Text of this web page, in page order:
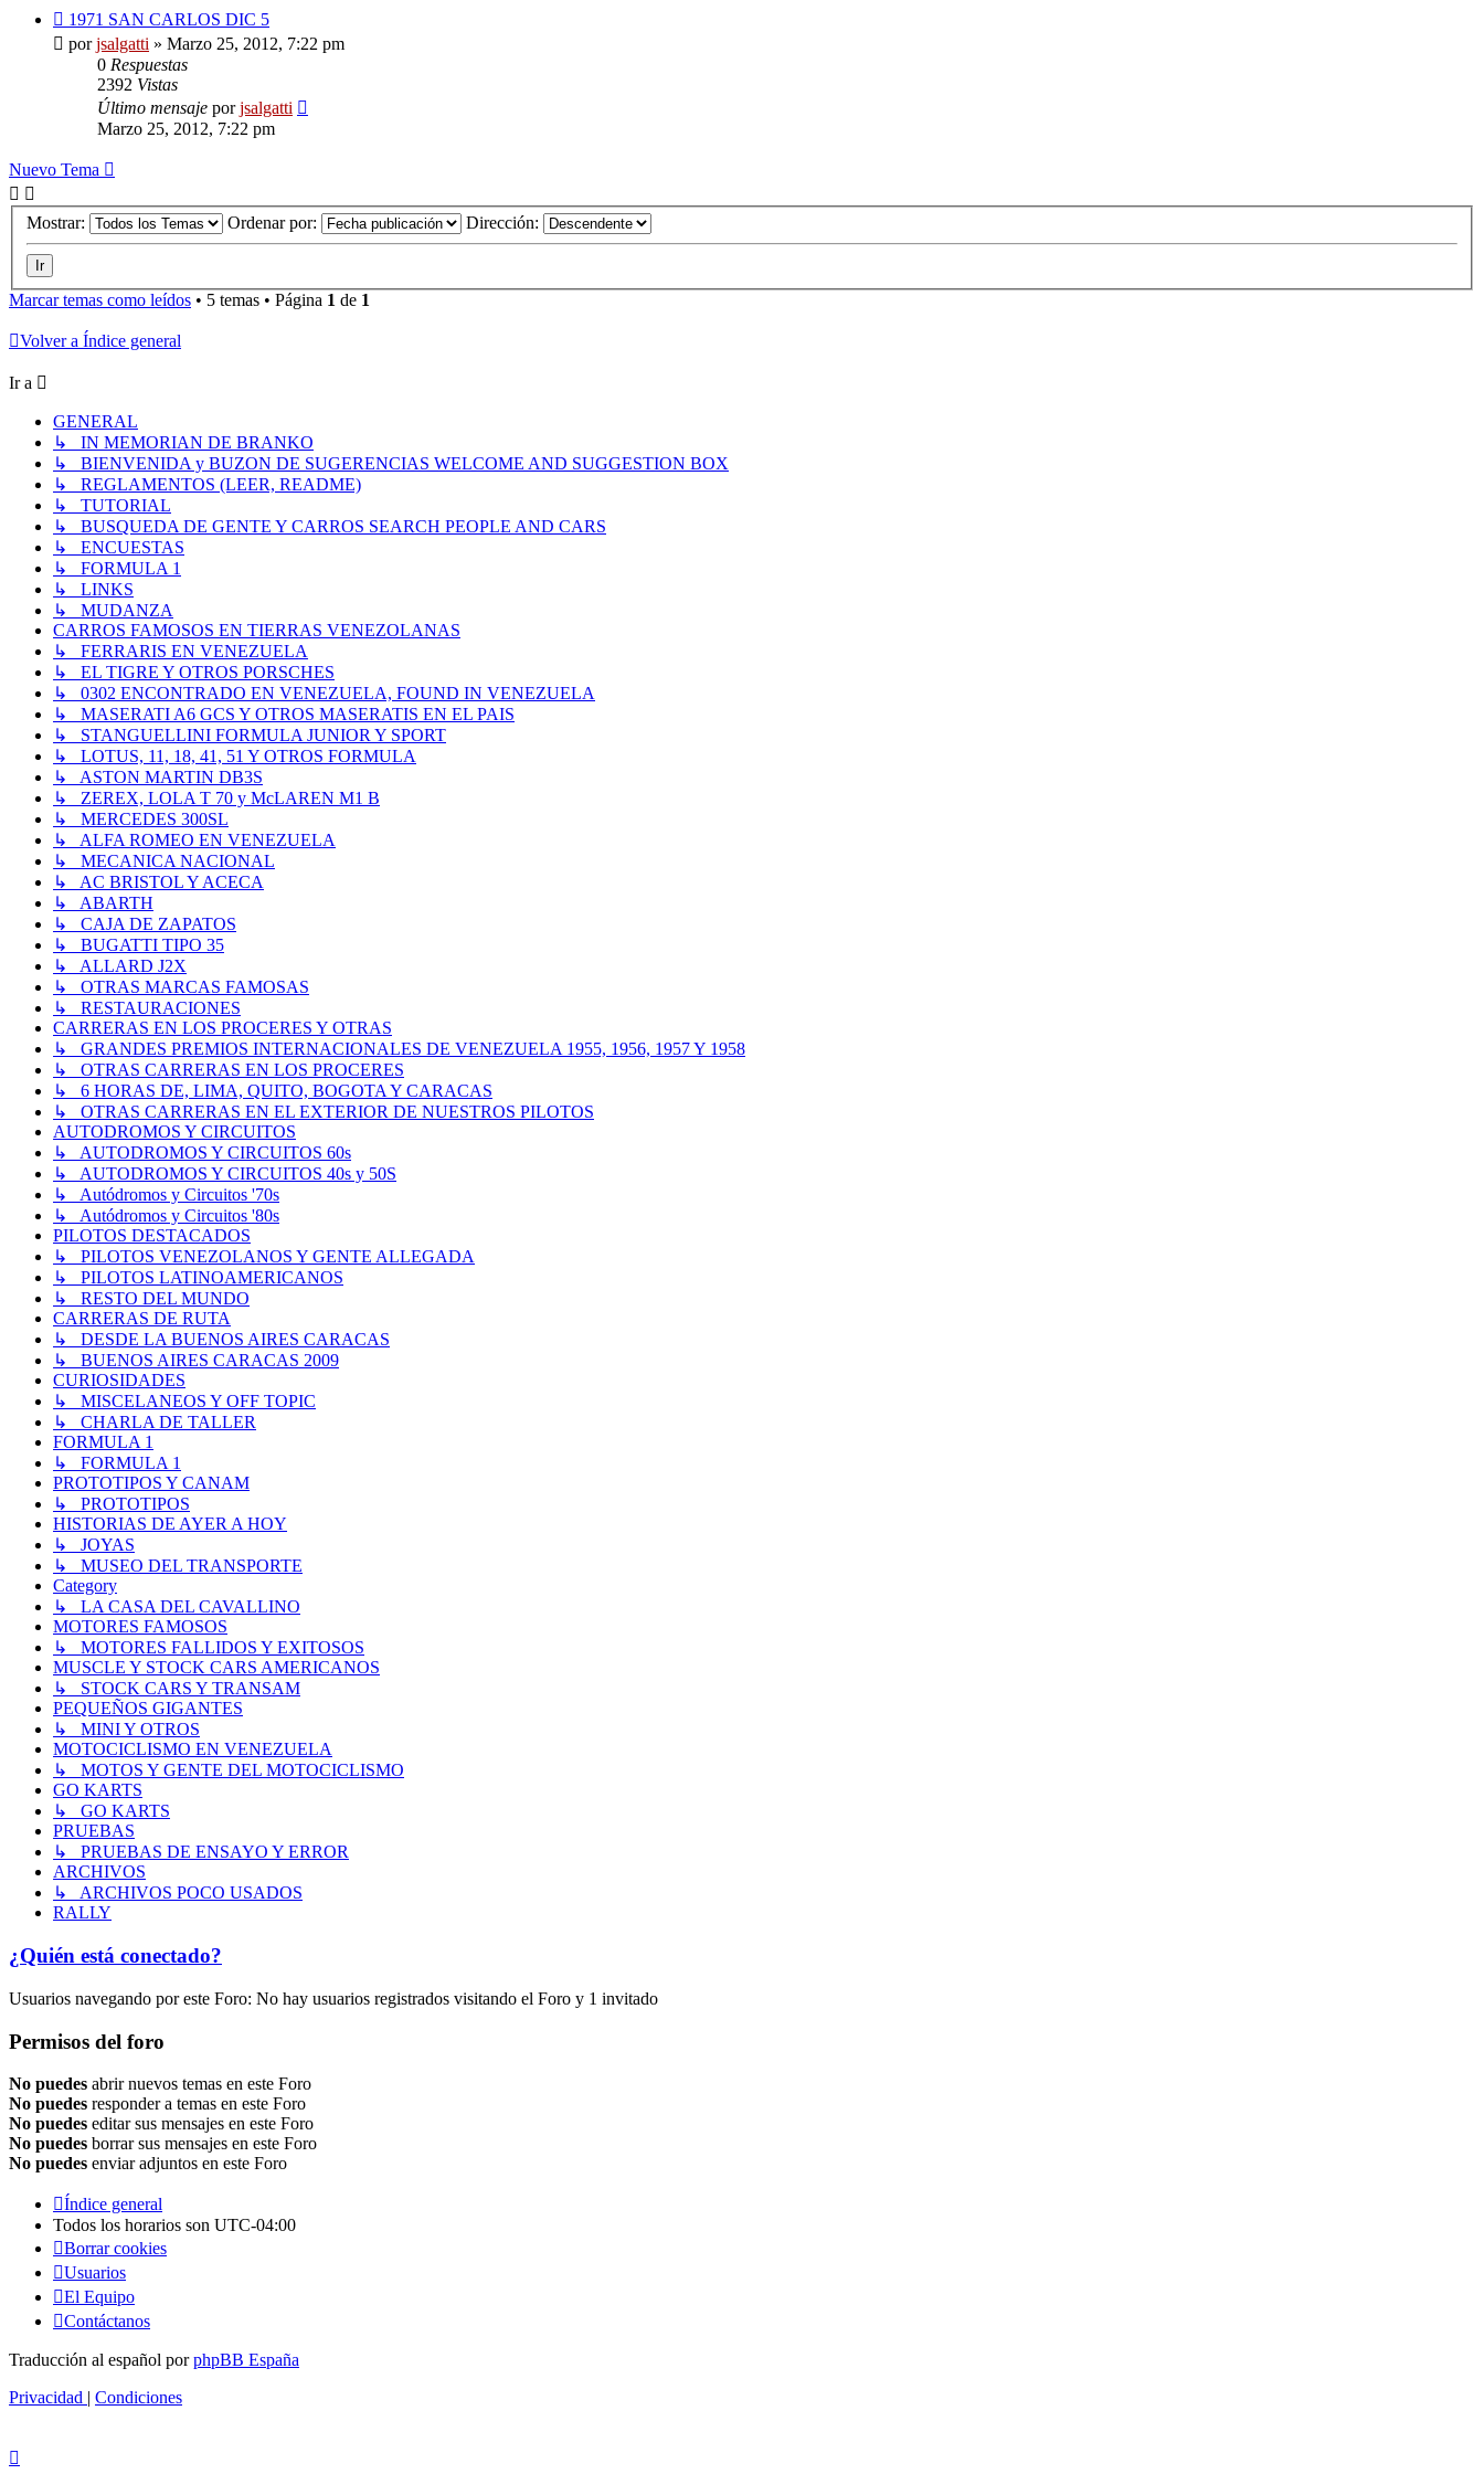
1971 SAN CARLOS DIC 5
porjsalgatti » Marzo 25, 2012, 7:22 pm
0 Respuestas
2392 Vistas
Último mensaje porjsalgatti
Marzo 25, 2012, 7:22 pm
Nuevo Tema
Mostrar: Ordenar por: Dirección:
Marcar temas como leídos • 5 temas • Página 1 de 1
Volver a Índice general
Ir a
GENERAL
↳ IN MEMORIAN DE BRANKO
↳ BIENVENIDA y BUZON DE SUGERENCIAS WELCOME AND SUGGESTION BOX
↳ REGLAMENTOS (LEER, README)
↳ TUTORIAL
↳ BUSQUEDA DE GENTE Y CARROS SEARCH PEOPLE AND CARS
↳ ENCUESTAS
↳ FORMULA 1
↳ LINKS
↳ MUDANZA
CARROS FAMOSOS EN TIERRAS VENEZOLANAS
↳ FERRARIS EN VENEZUELA
↳ EL TIGRE Y OTROS PORSCHES
↳ 0302 ENCONTRADO EN VENEZUELA, FOUND IN VENEZUELA
↳ MASERATI A6 GCS Y OTROS MASERATIS EN EL PAIS
↳ STANGUELLINI FORMULA JUNIOR Y SPORT
↳ LOTUS, 11, 18, 41, 51 Y OTROS FORMULA
↳ ASTON MARTIN DB3S
↳ ZEREX, LOLA T 70 y McLAREN M1 B
↳ MERCEDES 300SL
↳ ALFA ROMEO EN VENEZUELA
↳ MECANICA NACIONAL
↳ AC BRISTOL Y ACECA
↳ ABARTH
↳ CAJA DE ZAPATOS
↳ BUGATTI TIPO 35
↳ ALLARD J2X
↳ OTRAS MARCAS FAMOSAS
↳ RESTAURACIONES
CARRERAS EN LOS PROCERES Y OTRAS
↳ GRANDES PREMIOS INTERNACIONALES DE VENEZUELA 1955, 1956, 1957 Y 1958
↳ OTRAS CARRERAS EN LOS PROCERES
↳ 6 HORAS DE, LIMA, QUITO, BOGOTA Y CARACAS
↳ OTRAS CARRERAS EN EL EXTERIOR DE NUESTROS PILOTOS
AUTODROMOS Y CIRCUITOS
↳ AUTODROMOS Y CIRCUITOS 60s
↳ AUTODROMOS Y CIRCUITOS 40s y 50S
↳ Autódromos y Circuitos '70s
↳ Autódromos y Circuitos '80s
PILOTOS DESTACADOS
↳ PILOTOS VENEZOLANOS Y GENTE ALLEGADA
↳ PILOTOS LATINOAMERICANOS
↳ RESTO DEL MUNDO
CARRERAS DE RUTA
↳ DESDE LA BUENOS AIRES CARACAS
↳ BUENOS AIRES CARACAS 2009
CURIOSIDADES
↳ MISCELANEOS Y OFF TOPIC
↳ CHARLA DE TALLER
FORMULA 1
↳ FORMULA 1
PROTOTIPOS Y CANAM
↳ PROTOTIPOS
HISTORIAS DE AYER A HOY
↳ JOYAS
↳ MUSEO DEL TRANSPORTE
Category
↳ LA CASA DEL CAVALLINO
MOTORES FAMOSOS
↳ MOTORES FALLIDOS Y EXITOSOS
MUSCLE Y STOCK CARS AMERICANOS
↳ STOCK CARS Y TRANSAM
PEQUEÑOS GIGANTES
↳ MINI Y OTROS
MOTOCICLISMO EN VENEZUELA
↳ MOTOS Y GENTE DEL MOTOCICLISMO
GO KARTS
↳ GO KARTS
PRUEBAS
↳ PRUEBAS DE ENSAYO Y ERROR
ARCHIVOS
↳ ARCHIVOS POCO USADOS
RALLY
¿Quién está conectado?
Usuarios navegando por este Foro: No hay usuarios registrados visitando el Foro y 1 invitado
Permisos del foro
No puedes abrir nuevos temas en este Foro
No puedes responder a temas en este Foro
No puedes editar sus mensajes en este Foro
No puedes borrar sus mensajes en este Foro
No puedes enviar adjuntos en este Foro
Índice general
Todos los horarios son UTC-04:00
Borrar cookies
Usuarios
El Equipo
Contáctanos
Traducción al español porphpBB España
Privacidad | Condiciones